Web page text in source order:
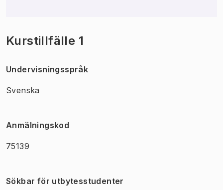
Kurstillfälle 1
Undervisningsspråk
Svenska
Anmälningskod
75139
Sökbar för utbytesstudenter